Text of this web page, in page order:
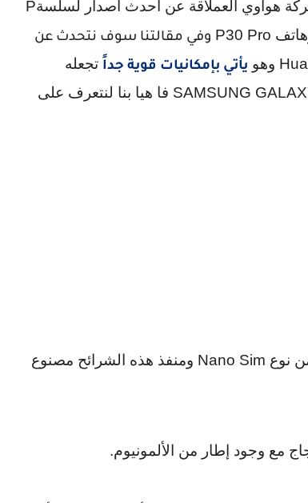
هواوي العملاقة عن احدث اصدار لسلسةP
P30 Pro وفي مقالتنا سوف نتحدث عن
وهو يأتي بإمكانيات قوية جداً تجعله
SAMSUNG فا هيا بنا لنتعرف على
نوع Nano Sim ومنفذ هذه الشرائح مصنوع
مع وجود إطار من الألمونيوم.